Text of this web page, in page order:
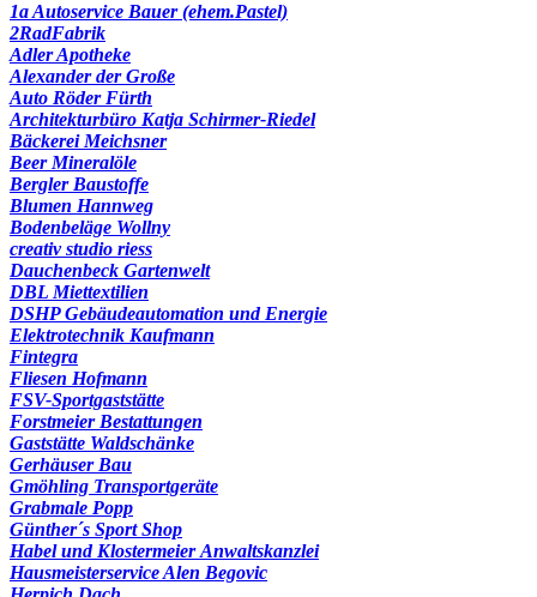
1a Autoservice Bauer (ehem.Pastel)
2RadFabrik
Adler Apotheke
Alexander der Große
Auto Röder Fürth
Architekturbüro Katja Schirmer-Riedel
Bäckerei Meichsner
Beer Mineralöle
Bergler Baustoffe
Blumen Hannweg
Bodenbeläge Wollny
creativ studio riess
Dauchenbeck Gartenwelt
DBL Miettextilien
DSHP Gebäudeautomation und Energie
Elektrotechnik Kaufmann
Fintegra
Fliesen Hofmann
FSV-Sportgaststätte
Forstmeier Bestattungen
Gaststätte Waldschänke
Gerhäuser Bau
Gmöhling Transportgeräte
Grabmale Popp
Günther´s Sport Shop
Habel und Klostermeier Anwaltskanzlei
Hausmeisterservice Alen Begovic